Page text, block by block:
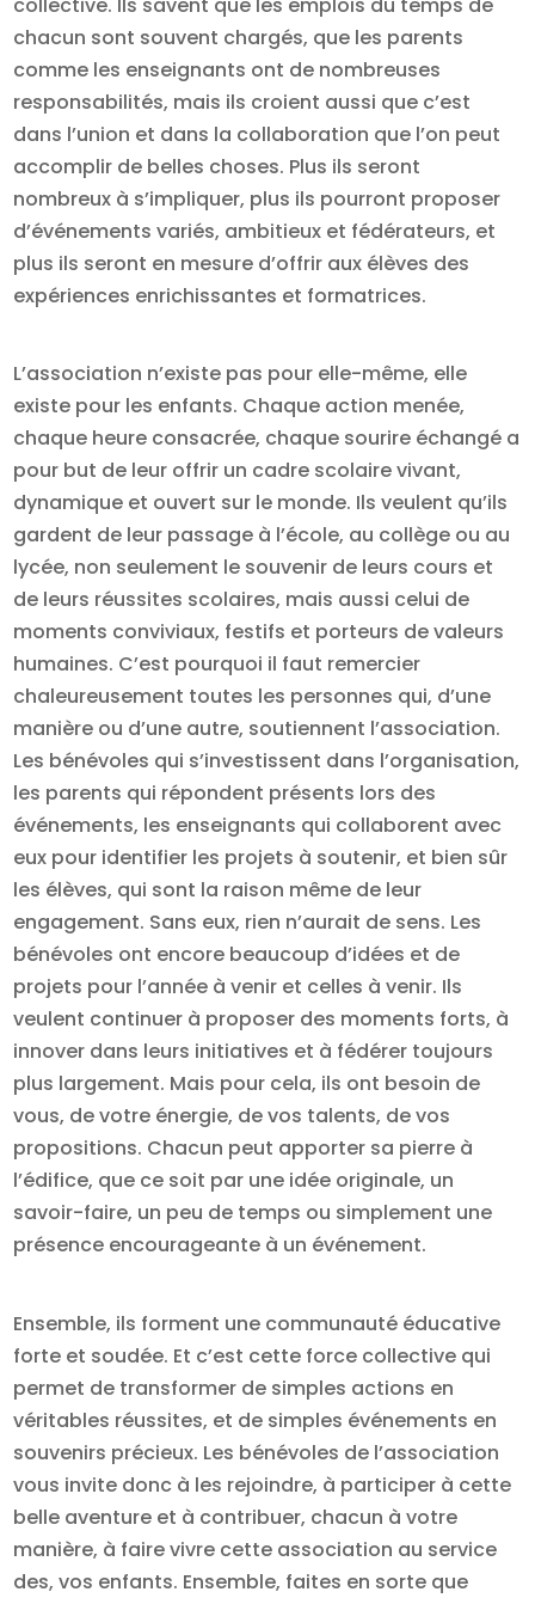
chacun sont souvent chargés, que les parents
comme les enseignants ont de nombreuses
responsabilités, mais ils croient aussi que c’est
dans l’union et dans la collaboration que l’on peut
accomplir de belles choses. Plus ils seront
nombreux à s’impliquer, plus ils pourront proposer
d’événements variés, ambitieux et fédérateurs, et
plus ils seront en mesure d’offrir aux élèves des
expériences enrichissantes et formatrices.
L’association n’existe pas pour elle-même, elle
existe pour les enfants. Chaque action menée,
chaque heure consacrée, chaque sourire échangé a
pour but de leur offrir un cadre scolaire vivant,
dynamique et ouvert sur le monde. Ils veulent qu’ils
gardent de leur passage à l’école, au collège ou au
lycée, non seulement le souvenir de leurs cours et
de leurs réussites scolaires, mais aussi celui de
moments conviviaux, festifs et porteurs de valeurs
humaines. C’est pourquoi il faut remercier
chaleureusement toutes les personnes qui, d’une
manière ou d’une autre, soutiennent l’association.
Les bénévoles qui s’investissent dans l’organisation,
les parents qui répondent présents lors des
événements, les enseignants qui collaborent avec
eux pour identifier les projets à soutenir, et bien sûr
les élèves, qui sont la raison même de leur
engagement. Sans eux, rien n’aurait de sens. Les
bénévoles ont encore beaucoup d’idées et de
projets pour l’année à venir et celles à venir. Ils
veulent continuer à proposer des moments forts, à
innover dans leurs initiatives et à fédérer toujours
plus largement. Mais pour cela, ils ont besoin de
vous, de votre énergie, de vos talents, de vos
propositions. Chacun peut apporter sa pierre à
l’édifice, que ce soit par une idée originale, un
savoir-faire, un peu de temps ou simplement une
présence encourageante à un événement.
Ensemble, ils forment une communauté éducative
forte et soudée. Et c’est cette force collective qui
permet de transformer de simples actions en
véritables réussites, et de simples événements en
souvenirs précieux. Les bénévoles de l’association
vous invite donc à les rejoindre, à participer à cette
belle aventure et à contribuer, chacun à votre
manière, à faire vivre cette association au service
des, vos enfants. Ensemble, faites en sorte que